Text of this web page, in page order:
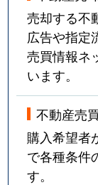
売却する不
広告や指定
売買情報ネ
います。
不動産売
購入希望者
で各種条件
す。